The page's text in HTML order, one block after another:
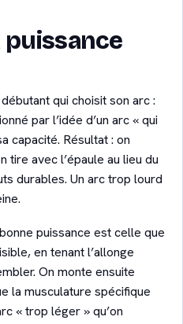
puissance
qui choisit son arc :
par l’idée d’un arc « qui
capacité. Résultat : on
tire avec l’épaule au lieu du
durables. Un arc trop lourd
puissance est celle que
en tenant l’allonge
On monte ensuite
la musculature spécifique
« trop léger » qu’on